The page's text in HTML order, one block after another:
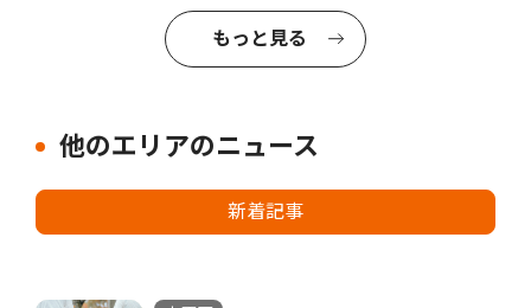
もっと見る
他のエリアのニュース
新着記事